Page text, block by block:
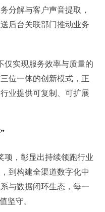
分解与客户声音提取，
后台关联部门推动业务
仅实现服务效率与质量的
位一体的创新模式，正
业提供可复制、可扩展
项，彰显出持续领跑行业
到构建全渠道数字化中
与数据闭环生态，每一
坚守。